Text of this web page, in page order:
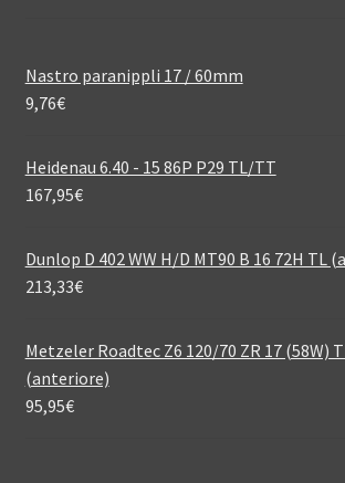
Nastro paranippli 17 / 60mm
9,76€
Heidenau 6.40 - 15 86P P29 TL/TT
167,95€
Dunlop D 402 WW H/D MT90 B 16 72H TL
213,33€
Metzeler Roadtec Z6 120/70 ZR 17 (58W)
(anteriore)
95,95€